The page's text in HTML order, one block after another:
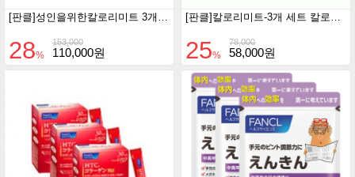
[판클]성인을위한칼로리미트 3개세트 360정 칼로리밋트
153,000
28% 110,000원
[판클]칼로리미트-3개 세트 칼로리밋트
78,000
25% 58,000원